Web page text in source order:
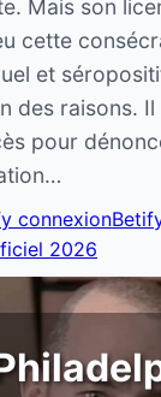
Mais son
cette
et
des raisons. Il
pour
connexion
2026